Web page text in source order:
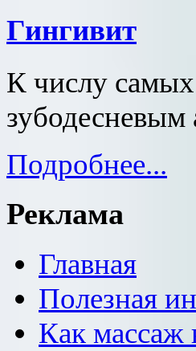
Гингивит
К числу самых
зубодесневым
Подробнее...
Реклама
Главная
Полезная
Как массаж